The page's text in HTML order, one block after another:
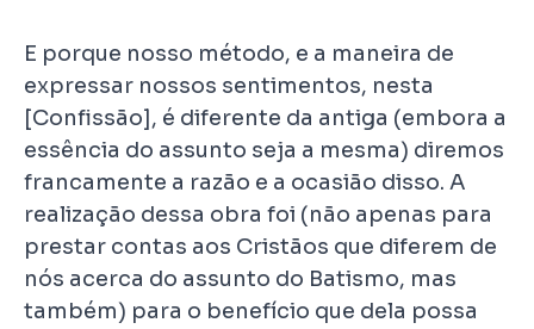
E porque nosso método, e a maneira de
expressar nossos sentimentos, nesta
[Confissão], é diferente da antiga (embora a
essência do assunto seja a mesma) diremos
francamente a razão e a ocasião disso. A
realização dessa obra foi (não apenas para
prestar contas aos Cristãos que diferem de
nós acerca do assunto do Batismo, mas
também) para o benefício que dela possa